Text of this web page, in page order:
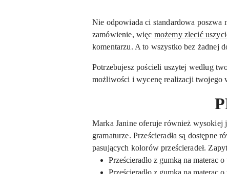
Nie odpowiada ci standardowa poszwa
zamówienie, więc możemy zlecić
komentarzu. A to wszystko bez żadnej
Potrzebujesz pościeli uszytej według
możliwości i wycenę realizacji twojego
Marka Janine oferuje również wysokiej
gramaturze. Prześcieradła są
pasujących kolorów prześcieradeł.
Prześcieradło z gumką na materac
Prześcieradło z gumką na materac